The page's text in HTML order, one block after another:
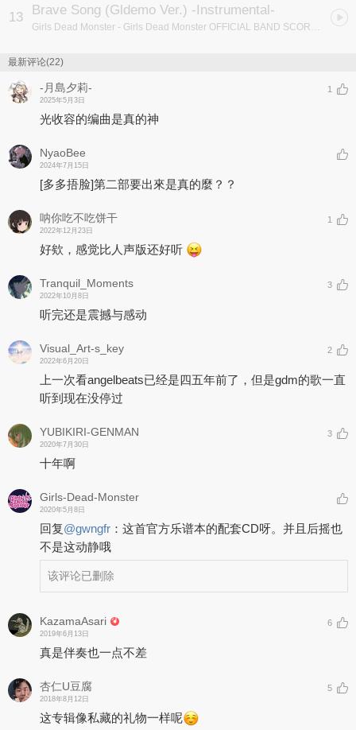
13 Brave Song (Gldemo Ver.) -Instrumental-
Girls Dead Monster - Girls Dead Monster OFFICIAL BAND SCORE Keep The Beats!
最新评论(22)
-月島夕莉-
2025年5月3日
1
光收容的编曲是真的神
NyaoBee
2024年7月15日
[多多捂脸]第二部要出來是真的麼？？
呐你吃不吃饼干
2022年12月23日
1
好欸，感觉比人声版还好听
Tranquil_Moments
2022年10月8日
3
听完还是震撼与感动
Visual_Art-s_key
2022年6月20日
2
上一次看angelbeats已经是四五年前了，但是gdm的歌一直
听到现在没停过
YUBIKIRI-GENMAN
2020年7月30日
3
十年啊
Girls-Dead-Monster
2020年5月8日
回复@gwngfr ： 这首官方乐谱本的配套CD呀。并且后摇也
不是这动静哦
该评论已删除
KazamaAsari
2019年6月13日
6
真是伴奏也一点不差
杏仁U豆腐
2018年8月12日
5
这专辑像私藏的礼物一样呢